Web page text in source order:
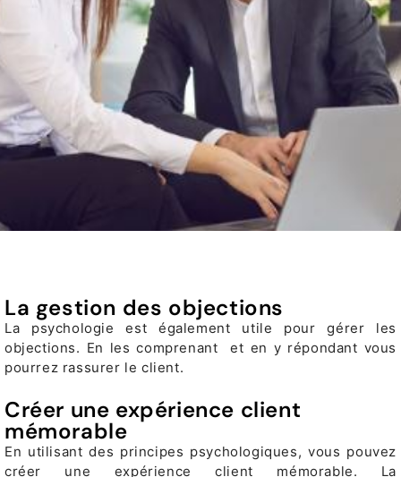
La gestion des objections
La psychologie est également utile pour gérer les
objections. En les comprenant et en y répondant vous
pourrez rassurer le client.
Créer une expérience client
mémorable
En utilisant des principes psychologiques, vous pouvez
créer une expérience client mémorable. La